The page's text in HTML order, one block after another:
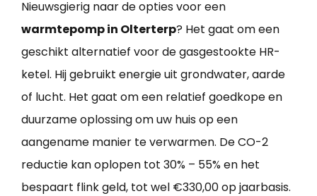
Nieuwsgierig naar de opties voor een
warmtepomp in Olterterp? Het gaat om een
geschikt alternatief voor de gasgestookte HR-
ketel. Hij gebruikt energie uit grondwater, aarde
of lucht. Het gaat om een relatief goedkope en
duurzame oplossing om uw huis op een
aangename manier te verwarmen. De CO-2
reductie kan oplopen tot 30% – 55% en het
bespaart flink geld, tot wel €330,00 op jaarbasis.